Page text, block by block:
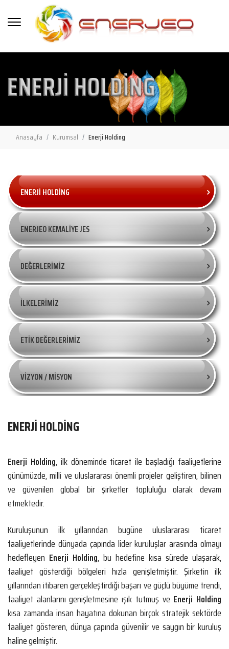
Anasayfa Kurumsal Enerji Holding
ENERJİ HOLDİNG
ENERJEO KEMALİYE JES
DEĞERLERİMİZ
İLKELERİMİZ
ETİK DEĞERLERİMİZ
VİZYON / MİSYON
ENERJİ HOLDİNG
Enerji Holding, ilk döneminde ticaret ile başladığı faaliyetlerine
günümüzde, milli ve uluslararası önemli projeler geliştiren, bilinen
ve güvenilen global bir şirketler topluluğu olarak devam
etmektedir.
Kuruluşunun ilk yıllarından bugüne uluslararası ticaret
faaliyetlerinde dünyada çapında lider kuruluşlar arasında olmayı
hedefleyen Enerji Holding, bu hedefine kısa sürede ulaşarak,
faaliyet gösterdiği bölgeleri hızla genişletmiştir. Şirketin ilk
yıllarından itibaren gerçekleştirdiği başarı ve güçlü büyüme trendi,
faaliyet alanlarını genişletmesine ışık tutmuş ve Enerji Holding
kısa zamanda insan hayatına dokunan birçok stratejik sektörde
faaliyet gösteren, dünya çapında güvenilir ve saygın bir kuruluş
haline gelmiştir.